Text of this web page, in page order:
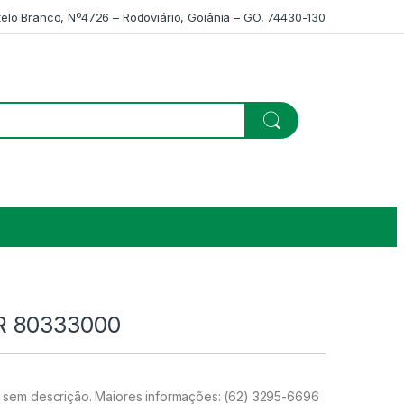
Branco, Nº4726 – Rodoviário, Goiânia – GO, 74430-130
80333000
sem descrição. Maiores informações: (62) 3295-6696